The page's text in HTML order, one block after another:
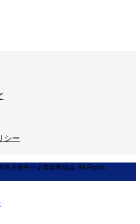
シー
奈川県中小企業診断協会 All Rights